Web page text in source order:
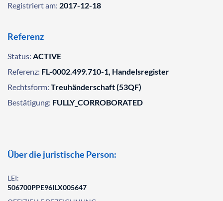
Registriert am: 2017-12-18
Referenz
Status: ACTIVE
Referenz: FL-0002.499.710-1, Handelsregister
Rechtsform: Treuhänderschaft (53QF)
Bestätigung: FULLY_CORROBORATED
Über die juristische Person:
LEI:
506700PPE96ILX005647